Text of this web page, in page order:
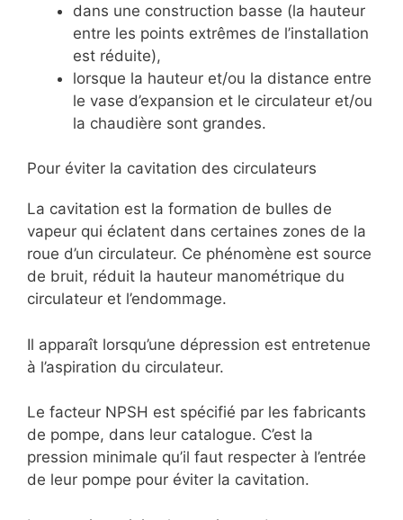
dans une construction basse (la hauteur
entre les points extrêmes de l’installation
est réduite),
lorsque la hauteur et/ou la distance entre
le vase d’expansion et le circulateur et/ou
la chaudière sont grandes.
Pour éviter la cavitation des circulateurs
La cavitation est la formation de bulles de
vapeur qui éclatent dans certaines zones de la
roue d’un circulateur. Ce phénomène est source
de bruit, réduit la hauteur manométrique du
circulateur et l’endommage.
Il apparaît lorsqu’une dépression est entretenue
à l’aspiration du circulateur.
Le facteur NPSH est spécifié par les fabricants
de pompe, dans leur catalogue. C’est la
pression minimale qu’il faut respecter à l’entrée
de leur pompe pour éviter la cavitation.